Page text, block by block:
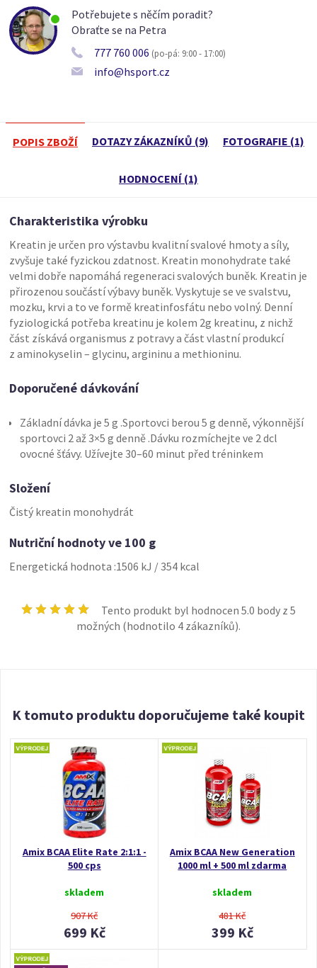
Potřebujete s něčím poradit?
Obraťte se na Petra
777 760 006 (po-pá: 9:00 - 17:00)
info@hsport.cz
POPIS ZBOŽÍ DOTAZY ZÁKAZNÍKŮ (9) FOTOGRAFIE (1)
HODNOCENÍ (1)
Charakteristika výrobku
Kreatin je určen pro výstavbu kvalitní svalové hmoty a síly,
zvyšuje také fyzickou zdatnost. Kreatin monohydrate také
velmi dobře napomáhá regeneraci svalových buněk. Kreatin je
přirozenou součástí výbavy buněk. Vyskytuje se ve svalstvu,
mozku, krvi a to ve formě kreatinfosfátu nebo volný. Denní
fyziologická potřeba kreatinu je kolem 2g kreatinu, z nichž
část získává organismus z potravy a část vlastní produkcí
z aminokyselin – glycinu, argininu a methioninu.
Doporučené dávkování
Základní dávka je 5 g .Sportovci berou 5 g denně, výkonnější
sportovci 2 až 3×5 g denně .Dávku rozmíchejte ve 2 dcl
ovocné šťávy. Užívejte 30–60 minut před tréninkem
Složení
Čistý kreatin monohydrát
Nutriční hodnoty ve 100 g
Energetická hodnota :1506 kJ / 354 kcal
Tento produkt byl hodnocen 5.0 body z 5
možných (hodnotilo 4zákazníků).
K tomuto produktu doporučujeme také koupit
Amix BCAA Elite Rate 2:1:1 -
500 cps
skladem
907 Kč
699 Kč
Amix BCAA New Generation
1000 ml + 500 ml zdarma
skladem
481 Kč
399 Kč